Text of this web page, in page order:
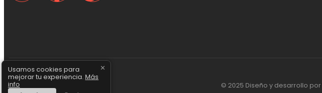
✕
Usamos cookies para
mejorar tu experiencia. Más
info
© 2025 Diseño y desarrollo por